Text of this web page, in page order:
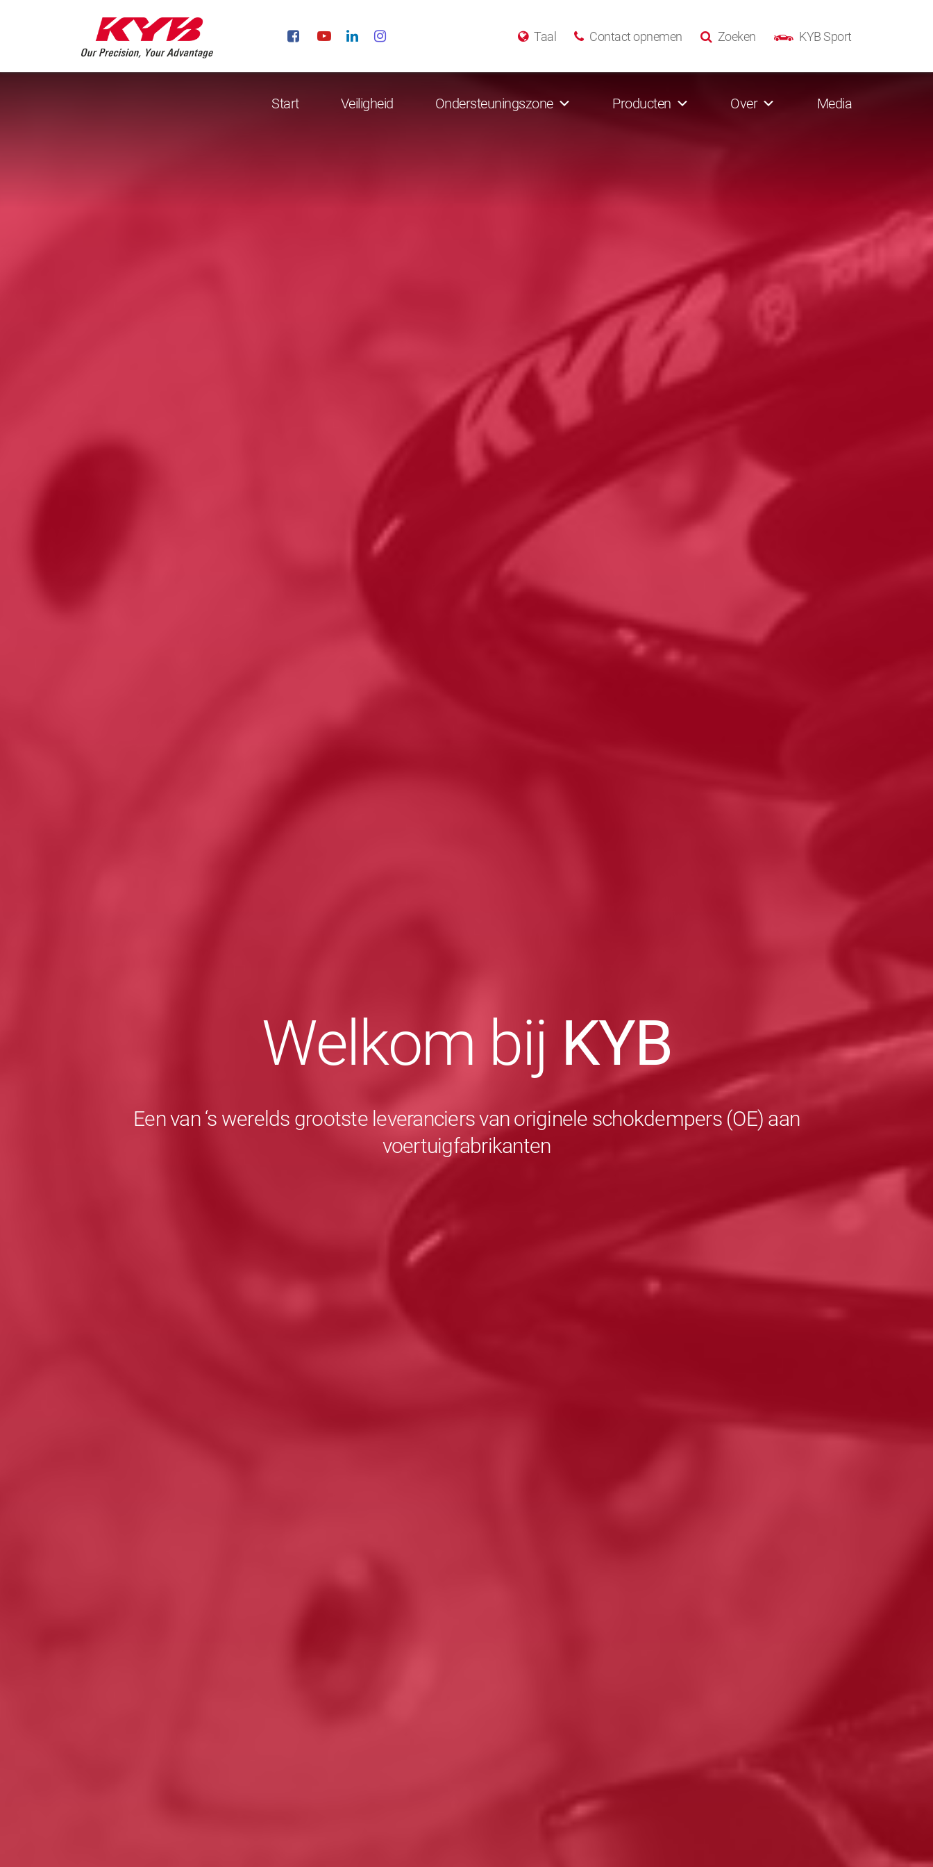
KYB Sport
Zoeken
Contact opnemen
Taal
Start Veiligheid Ondersteuningszone Producten Over Media
Welkom bij KYB
Een van ‘s werelds grootste leveranciers van originele schokdempers (OE) aan
voertuigfabrikanten